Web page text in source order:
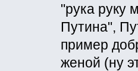
"рука руку
Путина",
пример
женой (ну